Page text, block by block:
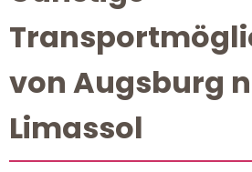
von Augsburg
Limassol